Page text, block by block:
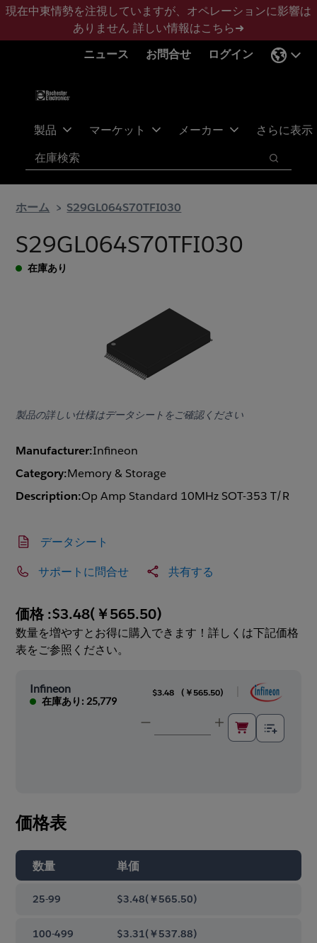
メ
ン
フ
タ
現在中東情勢を注視していますが、オペレーションに影響は
ありません 詳しい情報はこちら➜
ニュース
お問合せ ログイン
製品 マーケット メーカー さらに表示
検索
検索
ホーム S29GL064S70TFI030
S29GL064S70TFI030
在庫あり
製品の詳しい仕様はデータシートをご確認ください
Manufacturer:Infineon
Category:Memory & Storage
Description:Op Amp Standard 10MHz SOT-353 T/R
データシート
サポートに問合せ 共有する
価格 :$3.48(￥565.50)
数量を増やすとお得に購入できます！詳しくは下記価格
表をご参照ください。
Infineon
在庫あり: 25,779
$3.48 ( ￥565.50)
価格表
数量 単価
25-99 $3.48(￥565.50)
100-499 $3.31(￥537.88)